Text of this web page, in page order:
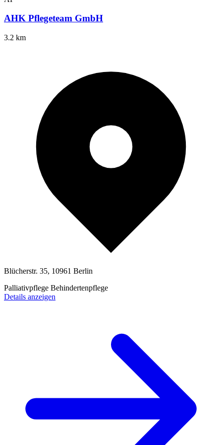
AHK Pflegeteam GmbH
3.2 km
Blücherstr. 35, 10961 Berlin
Palliativpflege Behindertenpflege
Details anzeigen